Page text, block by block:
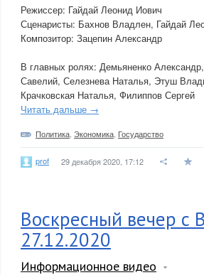
Режиссер: Гайдай Леонид Иович
Сценаристы: Бахнов Владлен, Гайдай
Композитор: Зацепин Александр
В главных ролях: Демьяненко
Савелий, Селезнева Наталья, Этуш
Крачковская Наталья, Филиппов Сергей
Читать дальше →
Политика Экономика Государство
prof 29 декабря 2020, 17:12
Воскресный вечер с
27.12.2020
Информационное видео